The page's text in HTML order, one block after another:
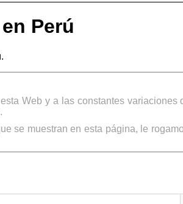
Perú
Web y a las constantes
se muestran en esta página, le